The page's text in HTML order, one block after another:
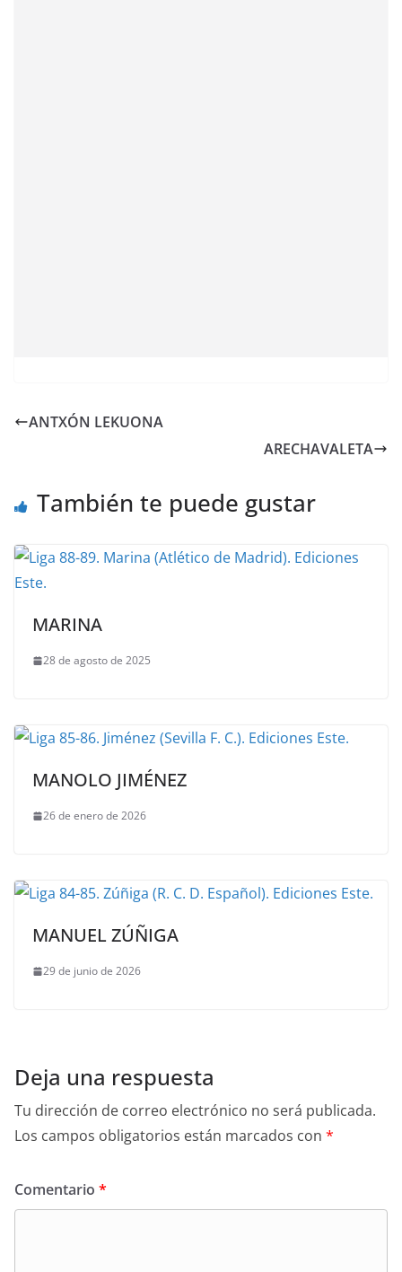
ANTXÓN LEKUONA
ARECHAVALETA
También te puede gustar
MARINA
28 de agosto de 2025
MANOLO JIMÉNEZ
26 de enero de 2026
MANUEL ZÚÑIGA
29 de junio de 2026
Deja una respuesta
Tu dirección de correo electrónico no será publicada.
Los campos obligatorios están marcados con *
Comentario *